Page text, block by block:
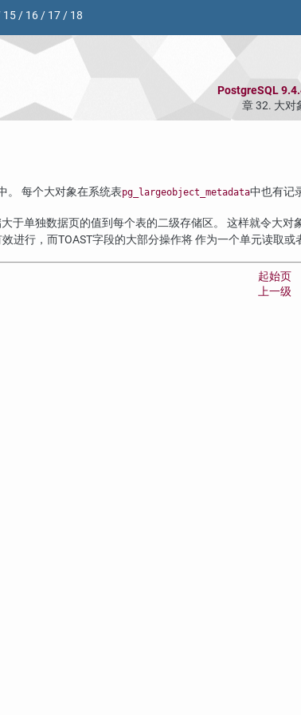
15/ 16/ 17/ 18
PostgreSQL
章 32. 大对
。 每个大对象在系统表pg_largeobject_metadata中也有记
于单独数据页的值到每个表的二级存储区。 这样就令大
进行，而TOAST字段的大部分操作将 作为一个单元读取或
起始页
上一级